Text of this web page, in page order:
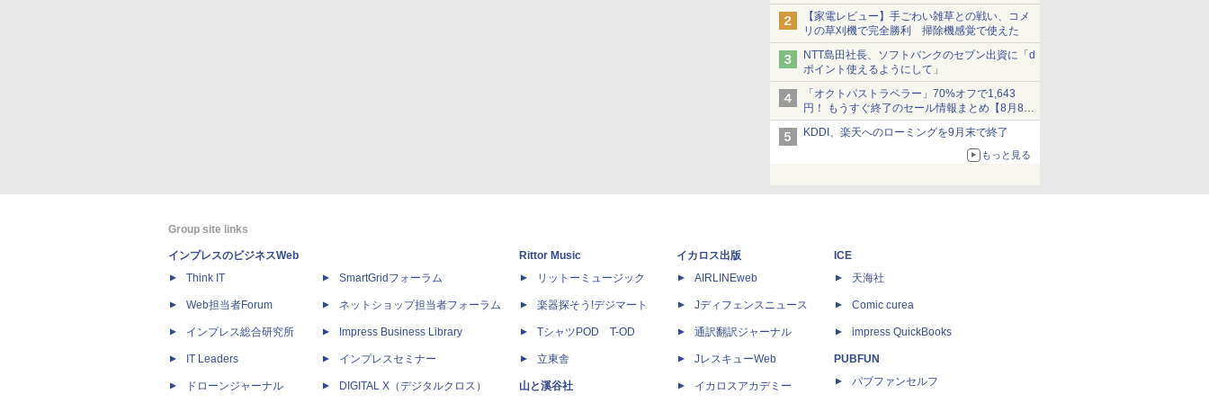
ショーツは1990円に
【家電レビュー】手ごわい雑草との戦い、コメ
リの草刈機で完全勝利 掃除機感覚で使えた
NTT島田社長、ソフトバンクのセブン出資に「d
ポイント使えるようにして」
「オクトパストラベラー」70%オフで1,643
円！ もうすぐ終了のセール情報まとめ【8月8日
更新】
ニンテンドーeショップでは「大神 絶景版」が
KDDI、楽天へのローミングを9月末で終了
もっと見る
Group site links
インプレスのビジネスWeb
Think IT
Web担当者Forum
インプレス総合研究所
IT Leaders
ドローンジャーナル
SmartGridフォーラム
ネットショップ担当者フォーラム
Impress Business Library
インプレスセミナー
DIGITAL X（デジタルクロス）
Rittor Music
リットーミュージック
楽器探そう!デジマート
TシャツPOD T-OD
立東舎
山と溪谷社
イカロス出版
AIRLINEweb
Jディフェンスニュース
通訳翻訳ジャーナル
JレスキューWeb
イカロスアカデミー
ICE
天海社
Comic curea
impress QuickBooks
PUBFUN
パブファンセルフ